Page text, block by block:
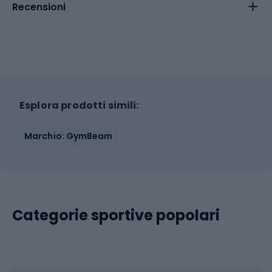
Recensioni
Esplora prodotti simili:
Marchio: GymBeam
Categorie sportive popolari